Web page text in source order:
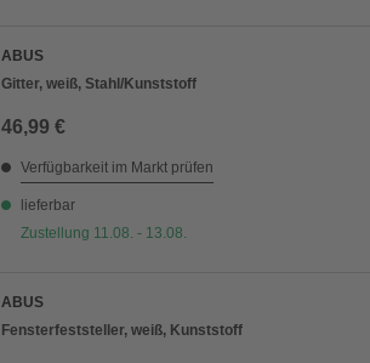
ABUS
Gitter, weiß, Stahl/Kunststoff
46,99 €
Verfügbarkeit im Markt prüfen
lieferbar
Zustellung 11.08. - 13.08.
ABUS
Fensterfeststeller, weiß, Kunststoff